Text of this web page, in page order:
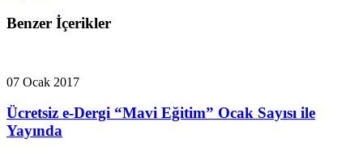
Benzer İçerikler
07 Ocak 2017
Ücretsiz e-Dergi “Mavi Eğitim” Ocak Sayısı ile
Yayında